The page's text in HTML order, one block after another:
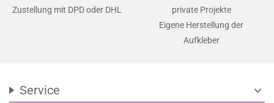
Zustellung mit DPD oder DHL
private Projekte
Eigene Herstellung der
Aufkleber
Service expand_more